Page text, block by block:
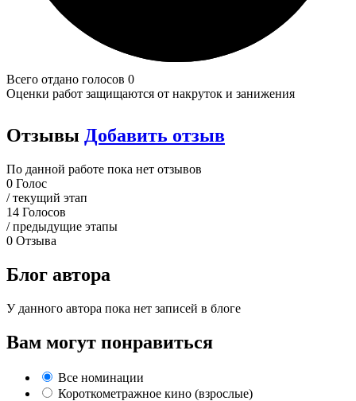
Всего отдано голосов 0
Оценки работ защищаются от накруток и занижения
Отзывы Добавить отзыв
По данной работе пока нет отзывов
0 Голос
/ текущий этап
14 Голосов
/ предыдущие этапы
0 Отзыва
Блог автора
У данного автора пока нет записей в блоге
Вам могут понравиться
Все номинации
Короткометражное кино (взрослые)